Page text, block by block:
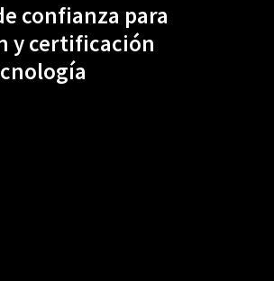
confianza para
y certificación